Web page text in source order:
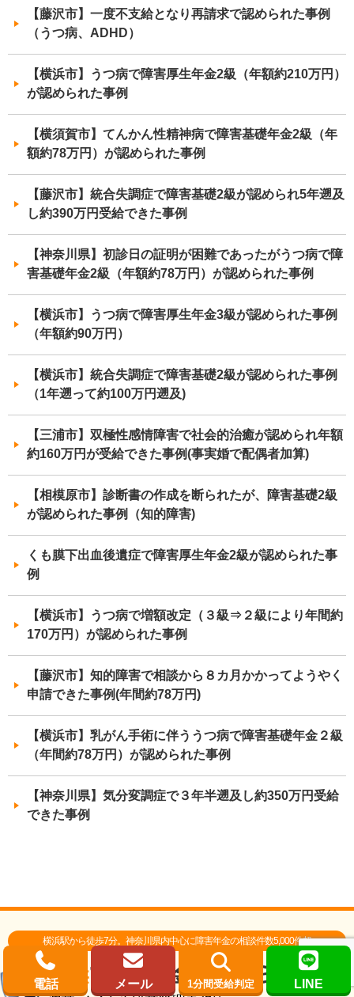
【藤沢市】一度不支給となり再請求で認められた事例
（うつ病、ADHD）
【横浜市】うつ病で障害厚生年金2級（年額約210万円）
が認められた事例
【横須賀市】てんかん性精神病で障害基礎年金2級（年
額約78万円）が認められた事例
【藤沢市】統合失調症で障害基礎2級が認められ5年遡及
し約390万円受給できた事例
【神奈川県】初診日の証明が困難であったがうつ病で障
害基礎年金2級（年額約78万円）が認められた事例
【横浜市】うつ病で障害厚生年金3級が認められた事例
（年額約90万円）
【横浜市】統合失調症で障害基礎2級が認められた事例
（1年遡って約100万円遡及)
【三浦市】双極性感情障害で社会的治癒が認められ年額
約160万円が受給できた事例(事実婚で配偶者加算)
【相模原市】診断書の作成を断られたが、障害基礎2級
が認められた事例（知的障害)
くも膜下出血後遺症で障害厚生年金2級が認められた事
例
【横浜市】うつ病で増額改定（３級⇒２級により年間約
170万円）が認められた事例
【藤沢市】知的障害で相談から８カ月かかってようやく
申請できた事例(年間約78万円)
【横浜市】乳がん手術に伴ううつ病で障害基礎年金２級
（年間約78万円）が認められた事例
【神奈川県】気分変調症で３年半遡及し約350万円受給
できた事例
横浜駅から徒歩7分。神奈川県内中心に障害年金の相談件数5,000件超
電話 メール 1分間受給判定 LINE